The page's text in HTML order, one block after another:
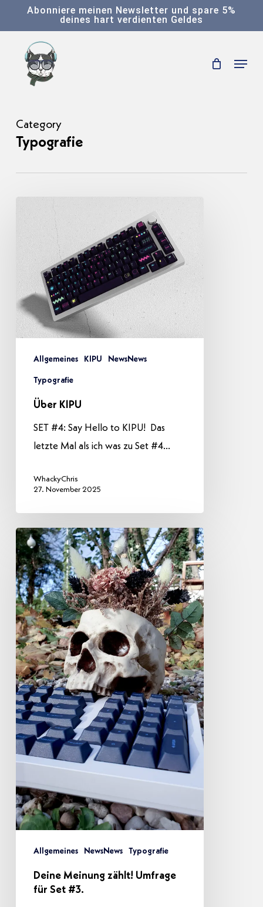
content
Abonniere meinen Newsletter und spare 5%
deines hart verdienten Geldes
Category
Typografie
KIPU
Allgemeines KIPU NewsNews
Typografie
Über KIPU
SET #4: Say Hello to KIPU! Das
letzte Mal als ich was zu Set #4…
WhackyChris
27. November 2025
Deine
Meinung
zählt!
Umfrage
für
Set
#3.
Allgemeines NewsNews Typografie
Deine Meinung zählt! Umfrage
für Set #3.